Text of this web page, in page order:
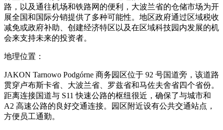
路，以及通往机场和铁路网的便利，大波兰省的仓储市场为开
展全国和国际分销提供了多种可能性。地区政府通过区域税收
减免或政府补助、创建经济特区以及在区域科技园内发展的机
会来支持未来的投资者。
地理位置：
JAKON Tarnowo Podgórne 商务园区位于 92 号国道旁，该道路
贯穿卢布斯卡省、大波兰省、罗兹省和马佐夫舍省四个省份。
距离连接国道与 S11 快速公路的枢纽很近，确保了与城市和
A2 高速公路的良好交通连接。园区附近设有公共交通站点，
方便员工通勤。